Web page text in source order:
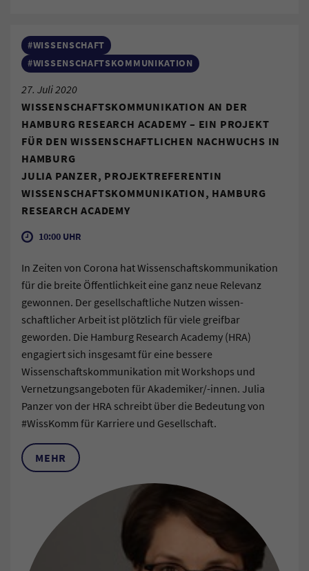
#WISSENSCHAFT
#WISSENSCHAFTSKOMMUNIKATION
27. Juli 2020
WISSEN­SCHAFTS­­KOM­MUNI­­KATION AN DER
HAMBURG RESEARCH ACADEMY – EIN PROJEKT
FÜR DEN WISSENSCHAFTLICHEN NACHWUCHS IN
HAMBURG
JULIA PANZER, PROJEKTREFERENTIN
WISSENSCHAFTSKOMMUNIKATION, HAMBURG
RESEARCH ACADEMY
10:00 UHR
In Zeiten von Corona hat Wissen­schafts­kom­muni­kation
für die breite Öffentlichkeit eine ganz neue Relevanz
gewonnen. Der gesellschaftliche Nutzen wissen­
schaftlicher Arbeit ist plötzlich für viele greifbar
geworden. Die Hamburg Research Academy (HRA)
engagiert sich insgesamt für eine bessere
Wissenschaftskommunikation mit Workshops und
Vernetzungsangeboten für Akademiker/-innen. Julia
Panzer von der HRA schreibt über die Bedeutung von
#WissKomm für Karriere und Gesellschaft.
MEHR